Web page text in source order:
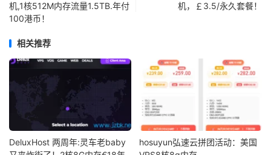
机,1核512M内存流量1.5TB.年付
100港币！
机，￡3.5/永久套餐！
相关推荐
DeluxHost 两周年:灵车老baby
hosuyun弘速云拼团活动：美国